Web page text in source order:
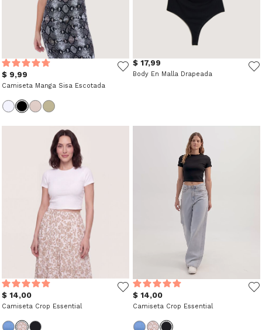
$ 9,99
Camiseta Manga Sisa Escotada
$ 17,99
Body En Malla Drapeada
$ 14,00
Camiseta Crop Essential
$ 14,00
Camiseta Crop Essential